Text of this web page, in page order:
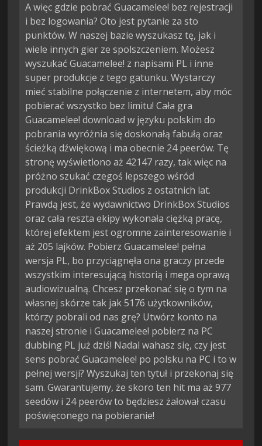
A więc gdzie pobrać Guacamelee! bez rejestracji
i bez logowania? Oto jest pytanie za sto
punktów. W naszej bazie wyszukasz tę, jak i
wiele innych gier ze spolszczeniem. Możesz
wyszukać Guacamelee! z napisami PL i inne
super produkcje z tego gatunku. Wystarczy
mieć stabilne połączenie z internetem, aby móc
pobierać wszystko bez limitu! Cała gra
Guacamelee! download w języku polskim do
pobrania wyróżnia się doskonałą fabułą oraz
ścieżką dźwiękową i ma obecnie 24 peerów. Tę
stronę wyświetlono aż 42147 razy, tak więc na
próżno szukać czegoś lepszego wśród
produkcji DrinkBox Studios z ostatnich lat.
Prawdą jest, że wydawnictwo DrinkBox Studios
oraz cała reszta ekipy wykonała ciężką pracę,
której efektem jest ogromne zainteresowanie i
aż 205 lajków. Pobierz Guacamelee! pełna
wersja PL, bo przyciągnęła ona graczy przede
wszystkim interesującą historią i mega oprawą
audiowizualną. Chcesz przekonać się o tym na
własnej skórze tak jak 5176 użytkowników,
którzy pobrali od nas grę? Utwórz konto na
naszej stronie i Guacamelee! pobierz na PC
dubbing PL już dziś! Nadal wahasz się, czy jest
sens pobrać Guacamelee! po polsku na PC i to w
pełnej wersji? Wyszukaj ten tytuł i przekonaj się
sam. Gwarantujemy, że skoro ten hit ma aż 977
seedów i 24 peerów to będziesz żałował czasu
poświęconego na pobieranie!